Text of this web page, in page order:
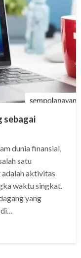
sebagai
dunia finansial,
satu
adalah aktivitas
waktu singkat.
yang